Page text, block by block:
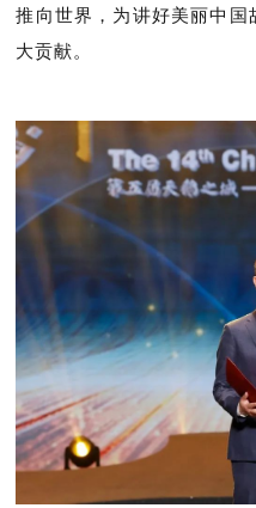
推向世界，为讲好美丽中
大贡献。